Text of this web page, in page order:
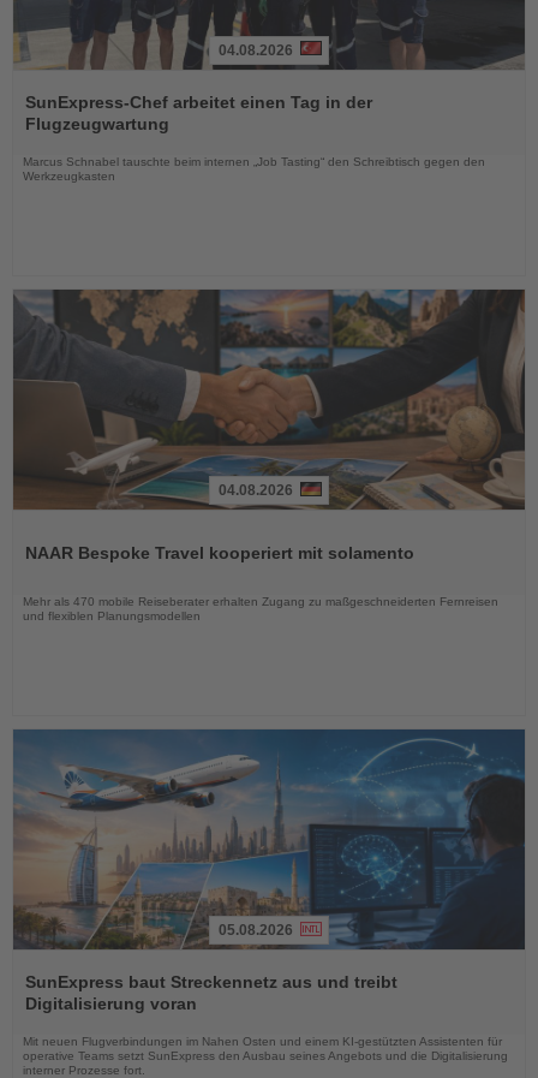
Sie
die
Nachrichten
04.08.2026
SunExpress-Chef arbeitet einen Tag in der
Flugzeugwartung
Marcus Schnabel tauschte beim internen „Job Tasting“ den Schreibtisch gegen den
Werkzeugkasten
die
04.08.2026
NAAR Bespoke Travel kooperiert mit solamento
Mehr als 470 mobile Reiseberater erhalten Zugang zu maßgeschneiderten Fernreisen
und flexiblen Planungsmodellen
Sie
die
Nachrichten
05.08.2026
SunExpress baut Streckennetz aus und treibt
Digitalisierung voran
Mit neuen Flugverbindungen im Nahen Osten und einem KI-gestützten Assistenten für
operative Teams setzt SunExpress den Ausbau seines Angebots und die Digitalisierung
interner Prozesse fort.